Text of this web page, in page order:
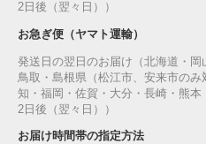
2日後（翌々日））
お急ぎ便（ヤマト運輸）
発送日の翌日のお届け（北海道・岡
鳥取・島根県（松江市、安来市の
知・福岡・佐賀・大分・長崎・熊
2日後（翌々日））
お届け時間帯の指定方法